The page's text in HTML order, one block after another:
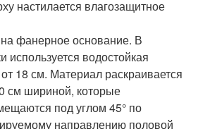
настилается влагозащитное
фанерное основание. В
используется водостойкая
18 см. Материал раскраивается
см шириной, которые
под углом 45° по
направлению половой